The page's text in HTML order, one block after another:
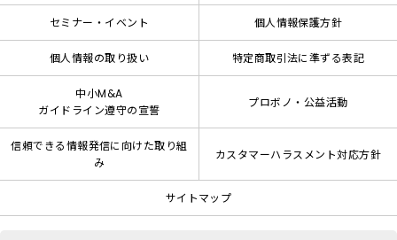
セミナー・イベント 個人情報保護方針
個人情報の取り扱い 特定商取引法に準ずる表記
中小M&A
ガイドライン遵守の宣誓
プロボノ・公益活動
信頼できる情報発信に向けた取り組
み
カスタマーハラスメント対応方針
サイトマップ